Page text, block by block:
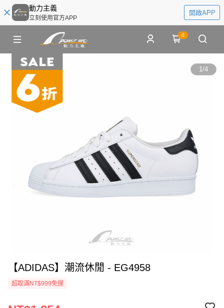
動力主義
立刻使用官方APP
開啟APP
0
1/4
【ADIDAS】潮流休閒 - EG4958
超取滿NT$999免運